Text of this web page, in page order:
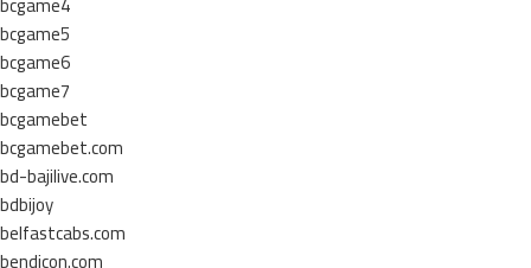
bcgame5
bcgame6
bcgame7
bcgamebet
bcgamebet.com
bd-bajilive.com
bdbijoy
belfastcabs.com